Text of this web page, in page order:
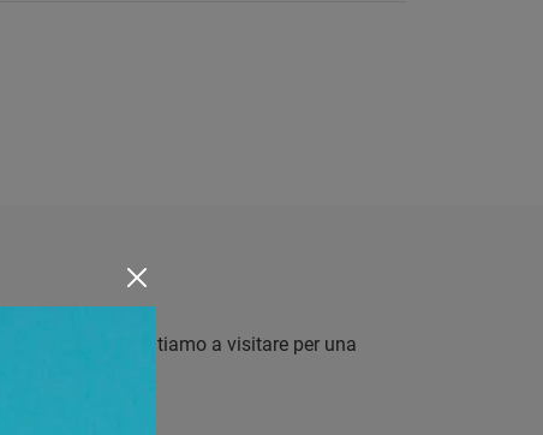
a Torino. Ti invitiamo a visitare per una